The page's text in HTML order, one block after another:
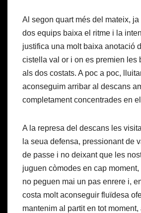
Al segon quart més del mateix,
dos equips baixa el ritme i la
justifica una molt baixa anotació
cistella val or i on es premien les
als dos costats. A poc a poc,
aconseguim arribar al descans
completament concentrades en
A la represa del descans les
la seua defensa, pressionant de
de passe i no deixant que les
juguen còmodes en cap
no peguen mai un pas enrere i,
costa molt aconseguir fluïdesa
mantenim al partit en tot moment,